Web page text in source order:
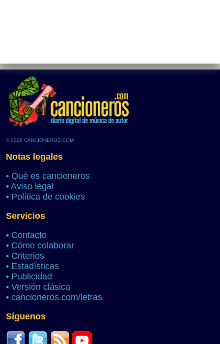
© 2026 CANCIONEROS.COM
Notas legales
• Qué es cancioneros
• Aviso legal
• Política de cookies
Servicios
• Contacto
• Cómo colaborar
• Criterios
• Estadísticas
• Publicidad
• Versión clásica
• cancioneros.com/letras
Síguenos